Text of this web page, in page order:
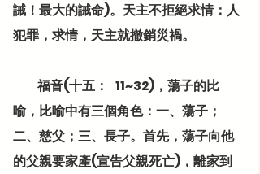
誡！最大的誡命)。天主不拒絕求情：人
犯罪，求情，天主就撤銷災禍。
喻，比喻中有三個角色：一、蕩子；
二、慈父；三、長子。首先，蕩子向他
的父親要家產(宣告父親死亡)，離家到